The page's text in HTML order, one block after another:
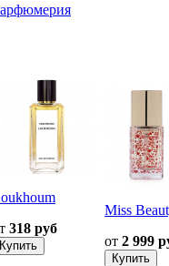
318 руб
Miss
от 2 999